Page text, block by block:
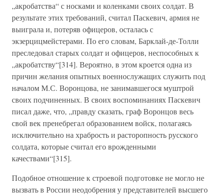
„акробатства“ с носками и коленками своих солдат. В
результате этих требований, считал Паскевич, армия не
выиграла и, потеряв офицеров, осталась с
экзерцицмейстерами. По его словам, Барклай-де-Толли
преследовал старых солдат и офицеров, неспособных к
„акробатству“[314]. Вероятно, в этом кроется одна из
причин желания опытных военнослужащих служить под
началом М.С. Воронцова, не занимавшегося муштрой
своих подчиненных. В своих воспоминаниях Паскевич
писал даже, что, „правду сказать, граф Воронцов весь
свой век пренебрегал образованием войск, полагаясь
исключительно на храбрость и расторопность русского
солдата, которые считал его врожденными
качествами“[315].
Подобное отношение к строевой подготовке не могло не
вызвать в России неодобрения у представителей высшего